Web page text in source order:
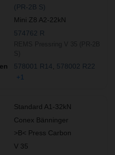
(PR-2B S)
Mini Z8 A2-22kN
574762 R
578001 R14
578002 R22
+1
Standard A1-32kN
Conex Bänninger
>B< Press Carbon
V 35